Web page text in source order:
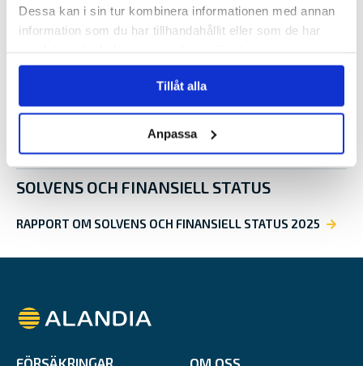
Dessa kan i sin tur kombinera informationen med annan
information som du har tillhandahållit eller som de har
Tillåt alla
Anpassa
BOKSLUT
BOKSLUT OCH VERKSAMHETSBERÄTTELSE 2025
DELÅRSRAPPORT
DELÅRSRAPPORT JAN-JUN 2025
SOLVENS OCH FINANSIELL STATUS
RAPPORT OM SOLVENS OCH FINANSIELL STATUS 2025
Alandia
FÖRSÄKRINGAR OM OSS